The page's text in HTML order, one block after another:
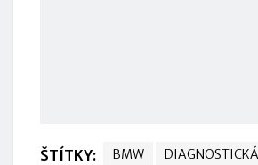
ŠTÍTKY: BMW